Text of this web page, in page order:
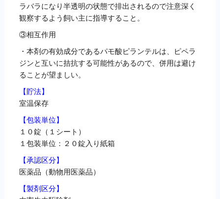
ラバラになり半透明の状態で排出されるので注意深く
観察するよう飼い主に指導すること。
③相互作用
・本剤の有効成分であるパモ酸ピランテルは、ピペラ
ジンと互いに拮抗する可能性があるので、併用は避け
ることが望ましい。
【貯法】
室温保存
【包装単位】
１０錠（１シート）
１包装単位：２０錠入り紙箱
【承認区分】
医薬品（動物用医薬品）
【製剤区分】